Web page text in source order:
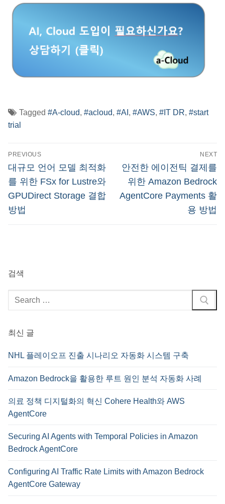
Tagged #A-cloud, #acloud, #AI , #AWS, #IT DR, #start
trial
글
탐
색
PREVIOUS
Previous
post:
대규모 언어 모델 최적화
를 위한 FSx for Lustre와
GPUDirect Storage 결합
방법
NEXT
Next
post:
안전한 에이전틱 결제를
위한 Amazon Bedrock
AgentCore Payments 활
용 방법
검색
검
색
최신 글
NHL 플레이오프 진출 시나리오 자동화 시스템 구축
Amazon Bedrock을 활용한 루트 원인 분석 자동화 사례
의료 정책 디지털화의 혁신 Cohere Health와 AWS
AgentCore
Securing AI Agents with Temporal Policies in Amazon
Bedrock AgentCore
Configuring AI Traffic Rate Limits with Amazon Bedrock
AgentCore Gateway